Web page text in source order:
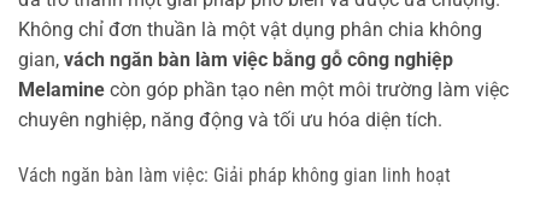
Không chỉ đơn thuần là một vật dụng phân chia không
gian, vách ngăn bàn làm việc bằng gỗ công nghiệp
Melamine còn góp phần tạo nên một môi trường làm việc
chuyên nghiệp, năng động và tối ưu hóa diện tích.
Vách ngăn bàn làm việc: Giải pháp không gian linh hoạt